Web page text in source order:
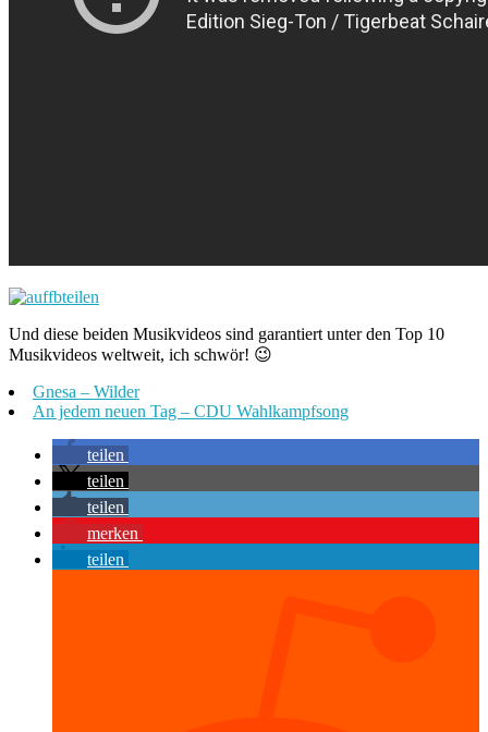
Und diese beiden Musikvideos sind garantiert unter den Top 10
Musikvideos weltweit, ich schwör! 😉
Gnesa – Wilder
An jedem neuen Tag – CDU Wahlkampfsong
teilen
teilen
teilen
merken
teilen